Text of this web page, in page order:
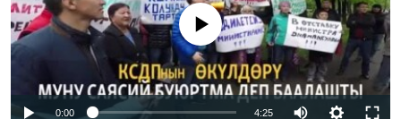
No media source currently available
0:00 4:25